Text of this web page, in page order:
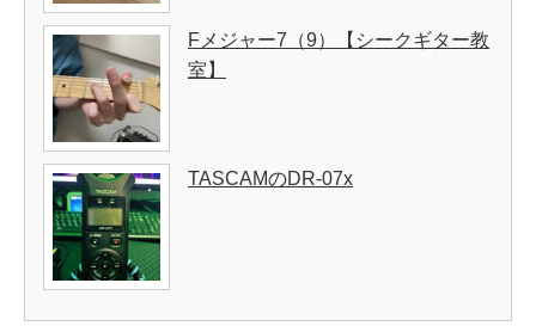
Fメジャー7（9）【シークギター教
室】
TASCAMのDR-07x